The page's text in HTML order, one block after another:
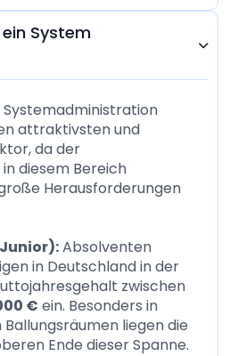
System

attraktivsten und
da der
diesem Bereich
Herausforderungen
Absolventen
in Deutschland in der
zwischen
€ ein. Besonders in
liegen die
Ende dieser Spanne.